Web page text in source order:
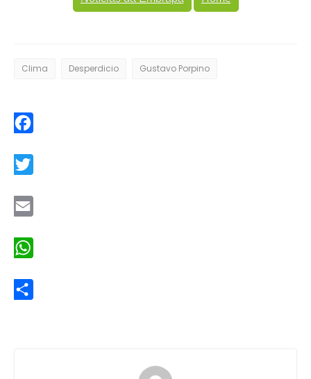
Clima Desperdicio Gustavo Porpino